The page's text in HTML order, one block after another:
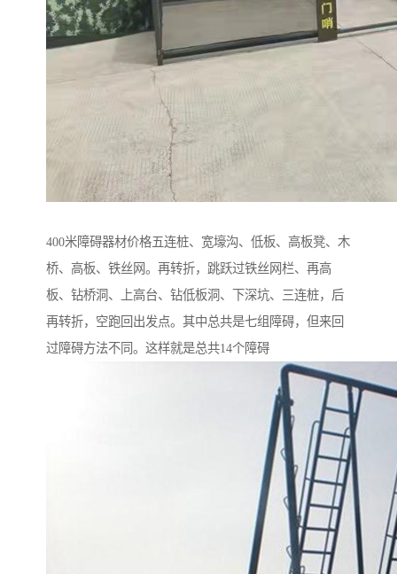
400米障碍器材价格五连桩、宽壕沟、低板、高板凳、木
桥、高板、铁丝网。再转折，跳跃过铁丝网栏、再高
板、钻桥洞、上高台、钻低板洞、下深坑、三连桩，后
再转折，空跑回出发点。其中总共是七组障碍，但来回
过障碍方法不同。这样就是总共14个障碍